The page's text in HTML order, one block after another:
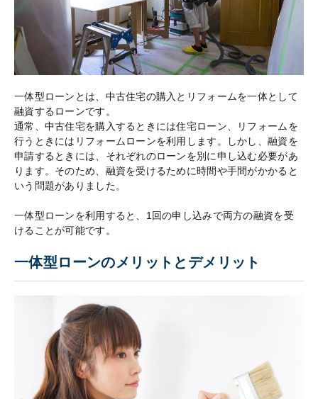
一体型ローンとは、中古住宅の購入とリフォームを一体として
融資するローンです。
通常、中古住宅を購入するときには住宅ローン、リフォームを
行うときにはリフォームローンを利用します。しかし、融資を
申請するときには、それぞれのローンを別に申し込む必要があ
ります。そのため、融資を受けるために時間や手間がかかると
いう問題がありました。
一体型ローンを利用すると、1回の申し込みで両方の融資を受
けることが可能です。
一体型ローンのメリットとデメリット